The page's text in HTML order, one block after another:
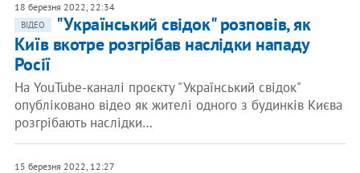
18 березня 2022, 22:34
ВІДЕО
"Український свідок" розповів, як
Київ вкотре розгрібав наслідки нападу
Росії
На YouTube-каналі проєкту "Український свідок"
опубліковано відео як жителі одного з будинків Києва
розгрібають наслідки…
15 березня 2022, 12:27